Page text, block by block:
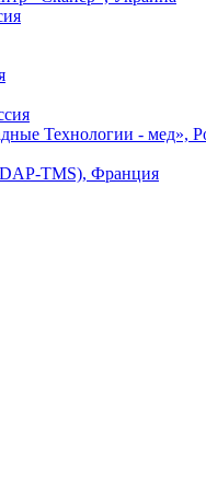
Технологии - мед»,
TMS), Франция